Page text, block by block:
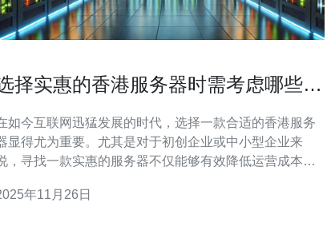
择实惠的香港服务器时需考虑哪些因
如今互联网迅猛发展的时代，选择一款合适的香港服务
显得尤为重要。尤其是对于初创企业或中小型企业来
，寻找一款实惠的服务器不仅能够有效降低运营成本，
种类繁多，价格差异也很大，消费者在选择时往往会感
年11月26日